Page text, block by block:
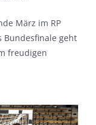
März im RP
Bundesfinale geht
freudigen